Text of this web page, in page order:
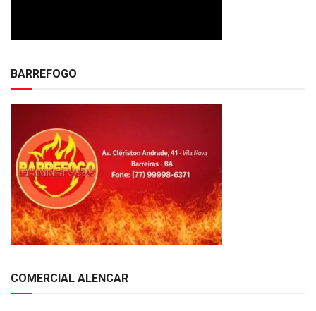
BARREFOGO
COMERCIAL ALENCAR